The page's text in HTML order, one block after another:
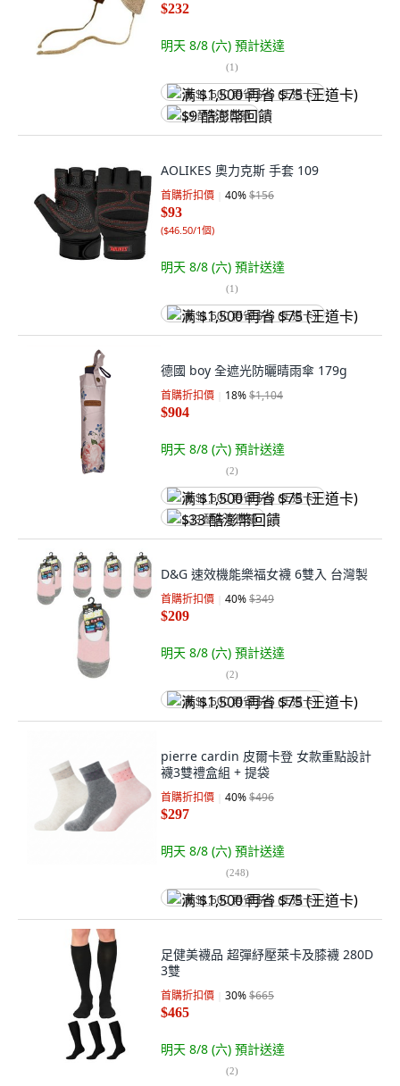
$232
明天 8/8 (六) 預計送達
(1)
满 $1,500 再省 $75 (王道卡)
$9 酷澎幣回饋
AOLIKES 奧力克斯 手套 109
首購折扣價 40%$156
$93
($46.50/1個)
明天 8/8 (六) 預計送達
(1)
满 $1,500 再省 $75 (王道卡)
德國 boy 全遮光防曬晴雨傘 179g
首購折扣價 18%$1,104
$904
明天 8/8 (六) 預計送達
(2)
满 $1,500 再省 $75 (王道卡)
$33 酷澎幣回饋
D&G 速效機能樂福女襪 6雙入 台灣製
首購折扣價 40%$349
$209
明天 8/8 (六) 預計送達
(2)
满 $1,500 再省 $75 (王道卡)
pierre cardin 皮爾卡登 女款重點設計
襪3雙禮盒組 + 提袋
首購折扣價 40%$496
$297
明天 8/8 (六) 預計送達
(248)
满 $1,500 再省 $75 (王道卡)
足健美襪品 超彈紓壓萊卡及膝襪 280D
3雙
首購折扣價 30%$665
$465
明天 8/8 (六) 預計送達
(2)